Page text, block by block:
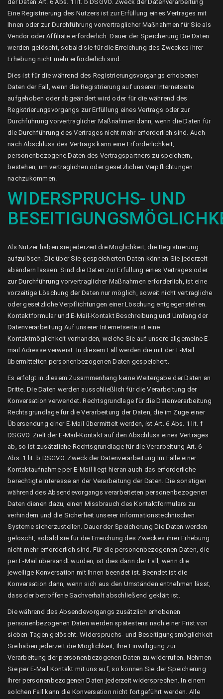
der Daten Art. 6 Abs. 1 lit. b DSGVO. Zweck der Datenverarbeitung
Eine Registrierung des Nutzers ist zur Erfüllung eines Vertrages mit
Ihnen oder zur Durchführung vorvertraglicher Maßnahmen für Sie als
Vendor oder Affiliate erforderlich. Dauer der Speicherung Die Daten
werden gelöscht, sobald sie für die Erreichung des Zweckes ihrer
Erhebung nicht mehr erforderlich sind.
Dies ist für die während des Registrierungsvorgangs erhobenen
Daten der Fall, wenn die Registrierung auf unserer Internetseite
aufgehoben oder abgeändert wird oder für die während des
Registrierungsvorgangs zur Erfüllung eines Vertrags oder zur
Durchführung vorvertraglicher Maßnahmen dann, wenn die Daten für
die Durchführung des Vertrages nicht mehr erforderlich sind. Auch
nach Abschluss des Vertrags kann eine Erforderlichkeit,
personenbezogene Daten des Vertragspartners zu speichern,
bestehen, um vertraglichen oder gesetzlichen Verpflichtungen
nachzukommen.
WIDERSPRUCHS- UND
Als Nutzer haben sie jederzeit die Möglichkeit, die Registrierung
aufzulösen. Die über Sie gespeicherten Daten können Sie jederzeit
abändern lassen. Sind die Daten zur Erfüllung eines Vertrages oder
zur Durchführung vorvertraglicher Maßnahmen erforderlich, ist eine
vorzeitige Löschung der Daten nur möglich, soweit nicht vertragliche
oder gesetzliche Verpflichtungen einer Löschung entgegenstehen.
Kontaktformular und E-Mail-Kontakt Beschreibung und Umfang der
Datenverarbeitung Auf unserer Internetseite ist eine
Kontaktmöglichkeit vorhanden, welche Sie auf unsere allgemeine E-
mail Adresse verweist. In diesem Fall werden die mit der E-Mail
übermittelten personenbezogenen Daten gespeichert.
Es erfolgt in diesem Zusammenhang keine Weitergabe der Daten an
Dritte. Die Daten werden ausschließlich für die Verarbeitung der
Konversation verwendet. Rechtsgrundlage für die Datenverarbeitung
Rechtsgrundlage für die Verarbeitung der Daten, die im Zuge einer
Übersendung einer E-Mail übermittelt werden, ist Art. 6 Abs. 1 lit. f
DSGVO. Zielt der E-Mail-Kontakt auf den Abschluss eines Vertrages
ab, so ist zusätzliche Rechtsgrundlage für die Verarbeitung Art. 6
Abs. 1 lit. b DSGVO. Zweck der Datenverarbeitung Im Falle einer
Kontaktaufnahme per E-Mail liegt hieran auch das erforderliche
berechtigte Interesse an der Verarbeitung der Daten. Die sonstigen
während des Absendevorgangs verarbeiteten personenbezogenen
Daten dienen dazu, einen Missbrauch des Kontaktformulars zu
verhindern und die Sicherheit unserer informationstechnischen
Systeme sicherzustellen. Dauer der Speicherung Die Daten werden
gelöscht, sobald sie für die Erreichung des Zweckes ihrer Erhebung
nicht mehr erforderlich sind. Für die personenbezogenen Daten, die
per E-Mail übersandt wurden, ist dies dann der Fall, wenn die
jeweilige Konversation mit Ihnen beendet ist. Beendet ist die
Konversation dann, wenn sich aus den Umständen entnehmen lässt,
dass der betroffene Sachverhalt abschließend geklärt ist.
Die während des Absendevorgangs zusätzlich erhobenen
personenbezogenen Daten werden spätestens nach einer Frist von
sieben Tagen gelöscht. Widerspruchs- und Beseitigungsmöglichkeit
Sie haben jederzeit die Möglichkeit, Ihre Einwilligung zur
Verarbeitung der personenbezogenen Daten zu widerrufen. Nehmen
Sie per E-Mail Kontakt mit uns auf, so können Sie der Speicherung
Ihrer personenbezogenen Daten jederzeit widersprechen. In einem
solchen Fall kann die Konversation nicht fortgeführt werden. Alle